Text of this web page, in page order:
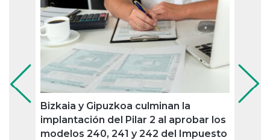
Bizkaia y Gipuzkoa culminan la
implantación del Pilar 2 al aprobar los
modelos 240, 241 y 242 del Impuesto